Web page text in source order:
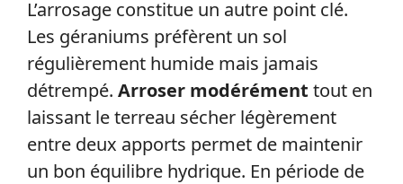
L’arrosage constitue un autre point clé.
Les géraniums préfèrent un sol
régulièrement humide mais jamais
détrempé. Arroser modérément tout en
laissant le terreau sécher légèrement
entre deux apports permet de maintenir
un bon équilibre hydrique. En période de